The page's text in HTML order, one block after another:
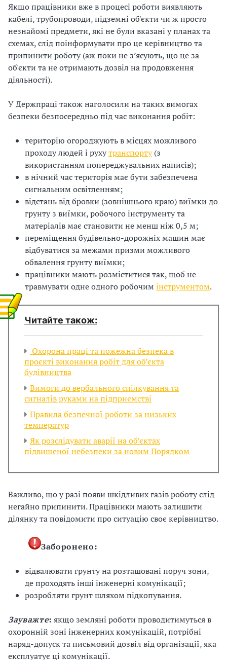
Якщо працівники вже в процесі роботи виявляють
кабелі, трубопроводи, підземні об'єкти чи ж просто
незнайомі предмети, які не були вказані у планах та
схемах, слід поінформувати про це керівництво та
припинити роботу (аж поки не з’ясують, що це за
об'єкти та не отримають дозвіл на продовження
діяльності).
У Держпраці також наголосили на таких вимогах
безпеки безпосередньо під час виконання робіт:
територію огороджують в місцях можливого
проходу людей і рухутранспорту(з
використанням попереджувальних написів);
в нічний час територія має бути забезпечена
сигнальним освітленням;
відстань від бровки (зовнішнього краю) виїмки до
грунту з виїмки, робочого інструменту та
матеріалів має становити не менш ніж 0,5 м;
переміщення будівельно-дорожніх машин має
відбуватися за межами призми можливого
обвалення грунту виїмки;
працівники мають розміститися так, щоб не
травмувати одне одного робочим інструментом.
Читайте також:
Охорона праці та пожежна безпека в
проєкті виконання робіт для об’єкта
будівництва
Вимоги до вербального спілкування та
сигналів руками на підприємстві
Правила безпечної роботи за низьких
температур
Як розслідувати аварії на об’єктах
підвищеної небезпеки за новим Порядком
Важливо, що у разі появи шкідливих газів роботу слід
негайно припинити. Працівники мають залишити
ділянку та повідомити про ситуацію своє керівництво.
Заборонено:
відвалювати грунту на розташовані поруч зони,
де проходять інші інженерні комунікації;
розробляти грунт шляхом підкопування.
Зауважте: якщо земляні роботи проводитимуться в
охоронній зоні інженерних комунікацій, потрібні
наряд-допуск та письмовий дозвіл від організації, яка
експлуатує ці комунікації.
й
н
й
о
р
ї